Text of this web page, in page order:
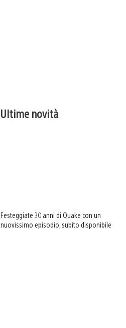
Ultime novità
Festeggiate 30 anni di Quake con un
nuovissimo episodio, subito disponibile